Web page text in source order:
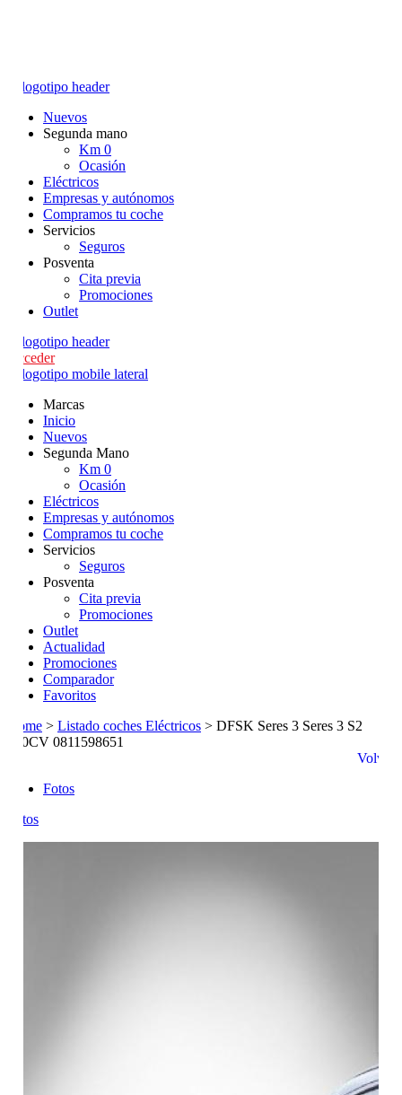
Nuevos
Segunda mano
Km 0
Ocasión
Eléctricos
Empresas y autónomos
Compramos tu coche
Servicios
Seguros
Posventa
Cita previa
Promociones
Outlet
Acceder
Marcas
Inicio
Nuevos
Segunda Mano
Km 0
Ocasión
Eléctricos
Empresas y autónomos
Compramos tu coche
Servicios
Seguros
Posventa
Cita previa
Promociones
Outlet
Actualidad
Promociones
Comparador
Favoritos
Home > Listado coches Eléctricos > DFSK Seres 3 Seres 3 S2
160CV 0811598651
Volver
Fotos
Fotos